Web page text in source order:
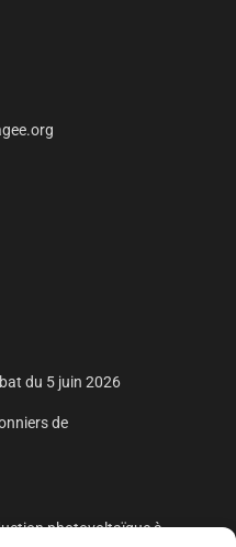
du 5 juin 2026
de
photovoltaïque à